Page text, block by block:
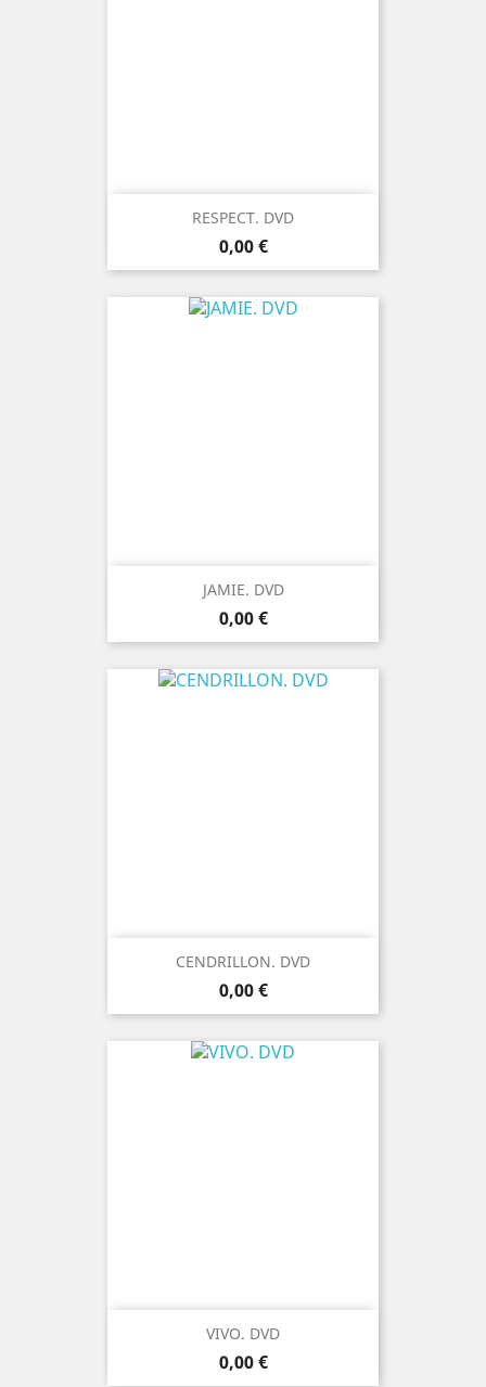
RESPECT. DVD
Prix
0,00 €
JAMIE. DVD
Prix
0,00 €
CENDRILLON. DVD
Prix
0,00 €
VIVO. DVD
Prix
0,00 €